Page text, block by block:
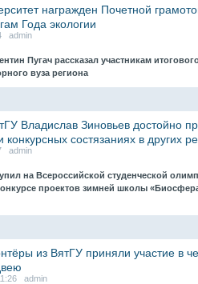
награжден Почетной
Года экологии
admin
Пугач рассказал участникам
вуза региона
Владислав Зиновьев достойно
состязаниях в других
admin
на Всероссийской студенческой
проектов зимней школы
из ВятГУ приняли участие в
admin